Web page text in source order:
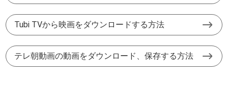
Tubi TVから映画をダウンロードする方法
テレ朝動画の動画をダウンロード、保存する方法